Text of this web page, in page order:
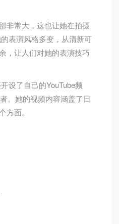
非常大，这也让她在拍摄
表演风格多变，从清新可
，让人们对她的表演技巧
设了自己的YouTube频
。她的视频内容涵盖了日
方面。